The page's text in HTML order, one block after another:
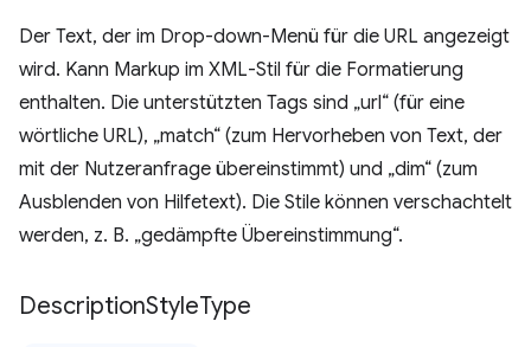
Der Text, der im Drop-down-Menü für die URL angezeigt
wird. Kann Markup im XML-Stil für die Formatierung
enthalten. Die unterstützten Tags sind „url“ (für eine
wörtliche URL), „match“ (zum Hervorheben von Text, der
mit der Nutzeranfrage übereinstimmt) und „dim“ (zum
Ausblenden von Hilfetext). Die Stile können verschachtelt
werden, z. B. „gedämpfte Übereinstimmung“.
DescriptionStyleType